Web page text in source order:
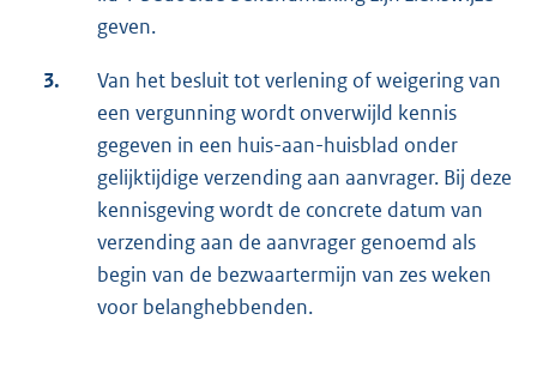
geven.
3.
Van het besluit tot verlening of weigering van
een vergunning wordt onverwijld kennis
gegeven in een huis-aan-huisblad onder
gelijktijdige verzending aan aanvrager. Bij deze
kennisgeving wordt de concrete datum van
verzending aan de aanvrager genoemd als
begin van de bezwaartermijn van zes weken
voor belanghebbenden.